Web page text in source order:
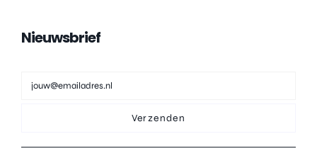
Nieuwsbrief
Verzenden